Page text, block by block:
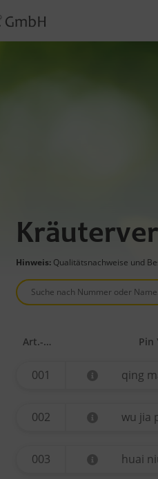
Hinweis: Qualitätsnachweise und
Art.-Nr. Pin
001 qing
002 wu jia
003 huai